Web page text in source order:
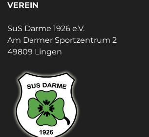
VEREIN
SuS Darme 1926 e.V.
Am Darmer Sportzentrum 2
49809 Lingen